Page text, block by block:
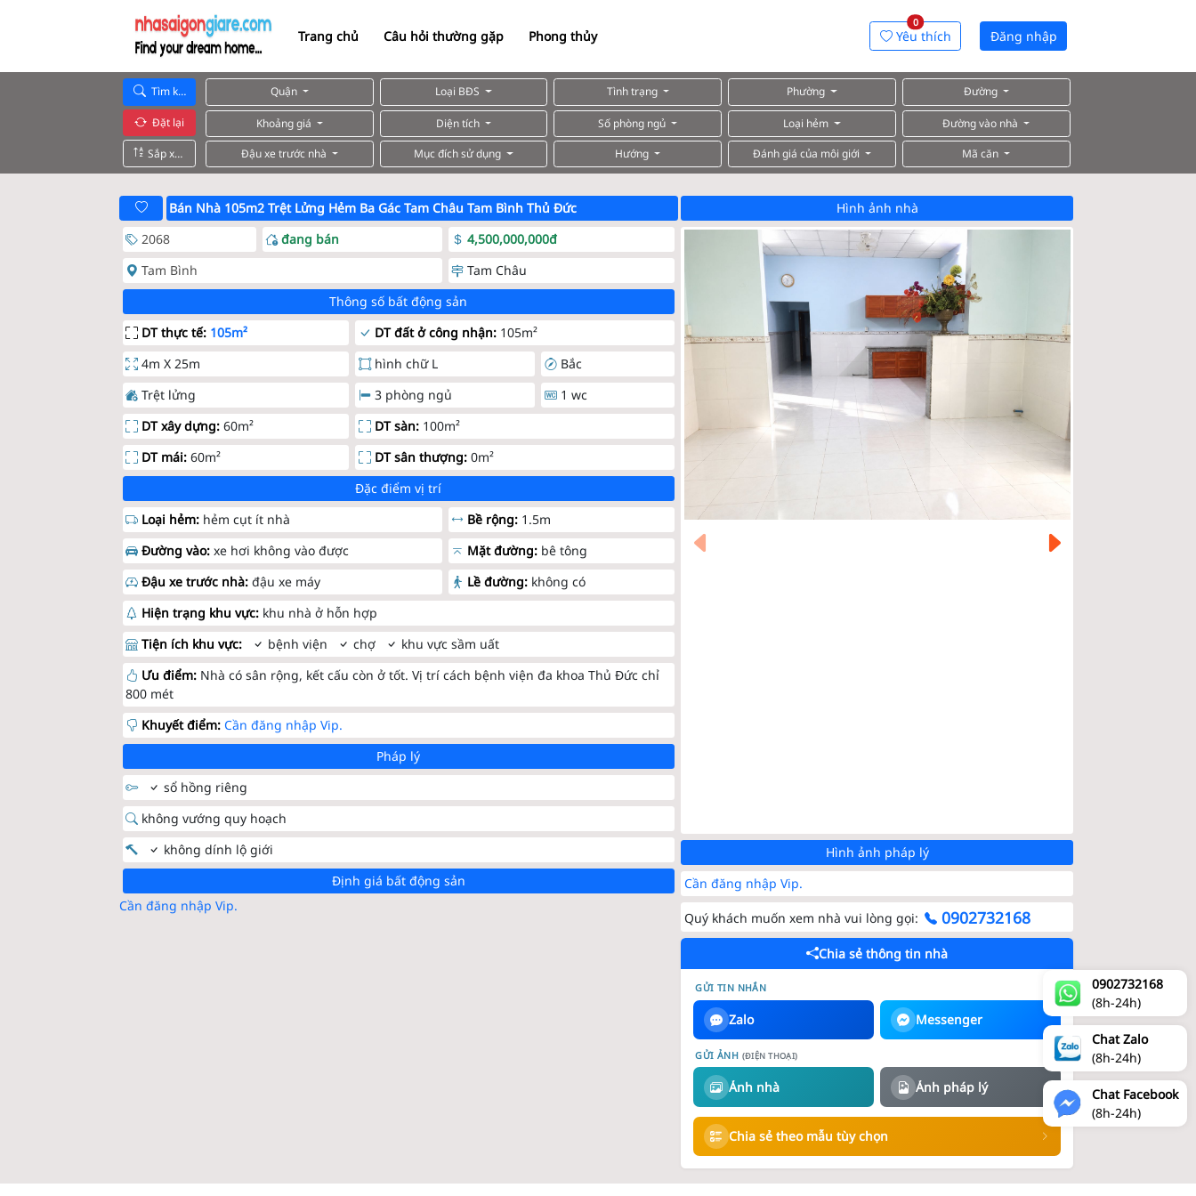
Trang chủ Câu hỏi thường gặp Phong thủy Yêu thích
0
Đăng nhập
Tìm kiếm
Đặt lại
Sắp xếp
Quận Loại BĐS Tình trạng Phường Đường
Khoảng giá Diện tích Số phòng ngủ Loại hẻm
Đường vào nhà
Đậu xe trước nhà
Mục đích sử dụng Hướng Đánh giá của môi giới Mã căn
Bán Nhà 105m2 Trệt Lửng Hẻm Ba Gác Tam Châu Tam Bình Thủ Đức
2068
đang bán
4,500,000,000đ
Tam Bình
Tam Châu
Thông số bất động sản
DT thực tế: 105m² DT đất ở công nhận: 105m²
4m X 25m
hình chữ L
Bắc
Trệt lửng
3 phòng ngủ
1 wc
DT xây dựng:60m² DT sàn: 100m²
DT mái:60m² DT sân thượng: 0m²
Đặc điểm vị trí
Loại hẻm: hẻm cụt ít nhà Bề rộng: 1.5m
Đường vào:xe hơi không vào được Mặt đường: bê tông
Đậu xe trước nhà:đậu xe máy Lề đường: không có
Hiện trạng khu vực: khu nhà ở hỗn hợp
Tiện ích khu vực:
bệnh viện chợ
khu vực sầm uất
Ưu điểm: Nhà có sân rộng, kết cấu còn ở tốt. Vị trí cách bệnh viện đa khoa Thủ Đức chỉ
800 mét
Khuyết điểm:Cần đăng nhập Vip.
Pháp lý
sổ hồng riêng
không vướng quy hoạch
không dính lộ giới
Định giá bất động sản
Cần đăng nhập Vip.
Hình ảnh nhà
Hình ảnh pháp lý
Cần đăng nhập Vip.
Quý khách muốn xem nhà vui lòng gọi: 0902732168
Chia sẻ thông tin nhà
GỬI TIN NHẮN
Zalo Messenger
GỬI ẢNH (ĐIỆN THOẠI)
Ảnh nhà Ảnh pháp lý
Chia sẻ theo mẫu tùy chọn
0902732168
(8h-24h)
Chat Zalo
(8h-24h)
Chat Facebook
(8h-24h)